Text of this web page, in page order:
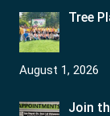
Tree
August 1, 2026
Join